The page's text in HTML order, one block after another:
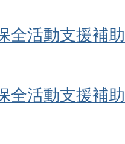
全活動支援補
全活動支援補